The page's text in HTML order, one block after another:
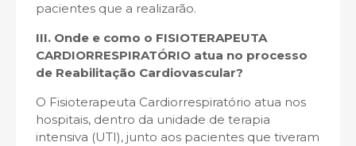
pacientes que a realizarão.
III. Onde e como o FISIOTERAPEUTA
CARDIORRESPIRATÓRIO atua no processo
de Reabilitação Cardiovascular?
O Fisioterapeuta Cardiorrespiratório atua nos
hospitais, dentro da unidade de terapia
intensiva (UTI), junto aos pacientes que tiveram